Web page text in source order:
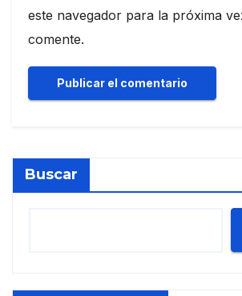
este navegador para la próxima
comente.
Buscar